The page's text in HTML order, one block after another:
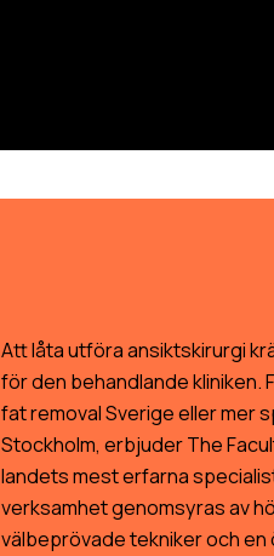
Att låta utföra ansiktskirurgi
för den behandlande kliniken.
fat removal Sverige eller mer
Stockholm, erbjuder The
landets mest erfarna
verksamhet genomsyras av
välbeprövade tekniker och en